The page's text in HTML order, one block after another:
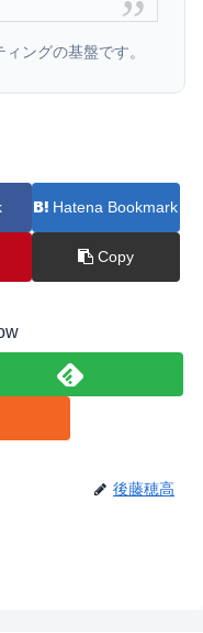
ングの基盤です。
Hatena Bookmark
Copy
後藤穂高